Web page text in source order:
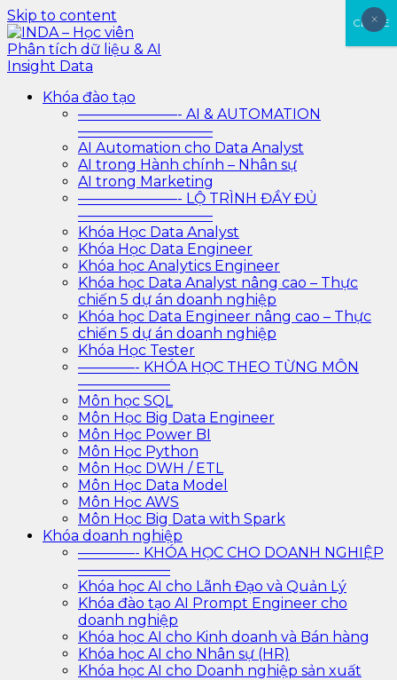
Skip to content
INDA – Học viên Phân tích dữ liệu & AI Insight Data
INDA – Học viện Đào tạo phân tích dữ liệu & AI chuyên
sâu cho ngành ngân hàng – bảo hiểm – chứng khoán
và doanh nghiệp với các project thực tế, cá nhân hóa
lộ trình với AI
Khóa đào tạo
———————- AI & AUTOMATION
—————————–
AI Automation cho Data Analyst
AI trong Hành chính – Nhân sự
AI trong Marketing
———————- LỘ TRÌNH ĐẦY ĐỦ
—————————–
Khóa Học Data Analyst
Khóa Học Data Engineer
Khóa học Analytics Engineer
Khóa học Data Analyst nâng cao – Thực
chiến 5 dự án doanh nghiệp
Khóa học Data Engineer nâng cao – Thực
chiến 5 dự án doanh nghiệp
Khóa Học Tester
————- KHÓA HỌC THEO TỪNG MÔN
——————–
Môn học SQL
Môn Học Big Data Engineer
Môn Học Power BI
Môn Học Python
Môn Học DWH / ETL
Môn Học Data Model
Môn Học AWS
Môn Học Big Data with Spark
Khóa doanh nghiệp
————- KHÓA HỌC CHO DOANH NGHIỆP
——————–
Khóa học AI cho Lãnh Đạo và Quản Lý
Khóa đào tạo AI Prompt Engineer cho
doanh nghiệp
Khóa học AI cho Kinh doanh và Bán hàng
Khóa học AI cho Nhân sự (HR)
Khóa học AI cho Doanh nghiệp sản xuất
×
CLOSE
×